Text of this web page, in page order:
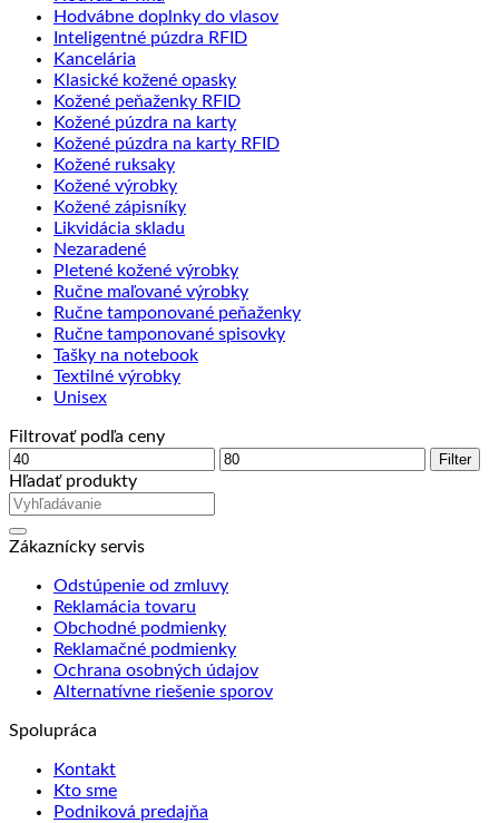
Hodvábne doplnky do vlasov
Inteligentné púzdra RFID
Kancelária
Klasické kožené opasky
Kožené peňaženky RFID
Kožené púzdra na karty
Kožené púzdra na karty RFID
Kožené ruksaky
Kožené výrobky
Kožené zápisníky
Likvidácia skladu
Nezaradené
Pletené kožené výrobky
Ručne maľované výrobky
Ručne tamponované peňaženky
Ručne tamponované spisovky
Tašky na notebook
Textilné výrobky
Unisex
Filtrovať podľa ceny
Minimálna
cena
Maximálna
Filter
Hľadať produkty
Zákaznícky servis
Odstúpenie od zmluvy
Reklamácia tovaru
Obchodné podmienky
Reklamačné podmienky
Ochrana osobných údajov
Alternatívne riešenie sporov
Spolupráca
Kontakt
Kto sme
Podniková predajňa